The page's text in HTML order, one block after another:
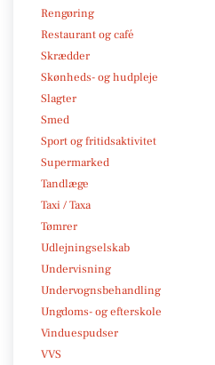
Rengøring
Restaurant og café
Skrædder
Skønheds- og hudpleje
Slagter
Smed
Sport og fritidsaktivitet
Supermarked
Tandlæge
Taxi / Taxa
Tømrer
Udlejningselskab
Undervisning
Undervognsbehandling
Ungdoms- og efterskole
Vinduespudser
VVS